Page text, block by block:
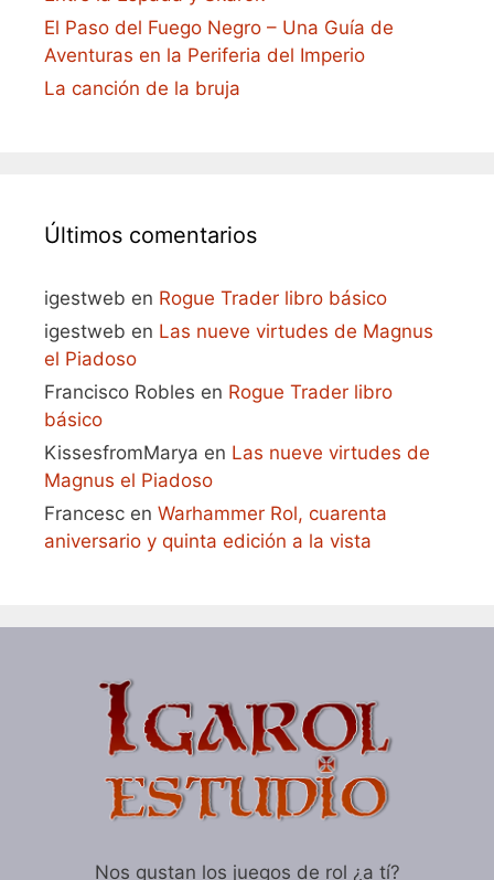
El Paso del Fuego Negro – Una Guía de
Aventuras en la Periferia del Imperio
La canción de la bruja
Últimos comentarios
igestweb en Rogue Trader libro básico
igestweb en Las nueve virtudes de Magnus
el Piadoso
Francisco Robles en Rogue Trader libro
básico
KissesfromMarya en Las nueve virtudes de
Magnus el Piadoso
Francesc en Warhammer Rol, cuarenta
aniversario y quinta edición a la vista
Nos gustan los juegos de rol ¿a tí?